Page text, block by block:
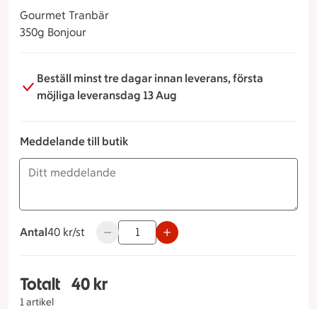
Gourmet Tranbär
350g Bonjour
Beställ minst tre dagar innan leverans, första
möjliga leveransdag 13 Aug
Meddelande till butik
Antal
40 kronor styck
40 kr/st Använd knapparna för att minska eller
Totalt
1 artikel
Totalt 1 stycken Gourmet Tranbär, 40 kronor
40 kr